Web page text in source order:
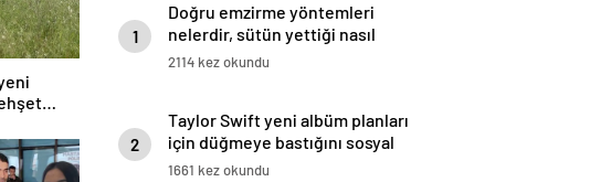
1
Doğru emzirme yöntemleri
nelerdir, sütün yettiği nasıl
anlaşılır?
2114 kez okundu
2
Taylor Swift yeni albüm planları
için düğmeye bastığını sosyal
medyadan duyurdu!
1661 kez okundu